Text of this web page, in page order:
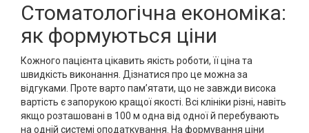
Стоматологічна економіка:
як формуються ціни
Кожного пацієнта цікавить якість роботи, її ціна та
швидкість виконання. Дізнатися про це можна за
відгуками. Проте варто пам’ятати, що не завжди висока
вартість є запорукою кращої якості. Всі клініки різні, навіть
якщо розташовані в 100 м одна від одної й перебувають
на одній системі оподаткування. На формування ціни